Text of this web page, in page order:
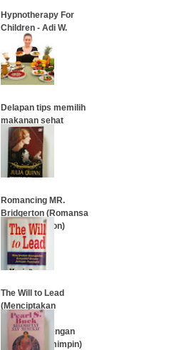
Hypnotherapy For
Children - Adi W.
Gunawan
…
Delapan tips memilih
makanan sehat
…
Romancing MR.
Bridgerton (Romansa
MR. Bridgerton)
…
The Will to Lead
(Menciptakan
Keunggulan
Kompetitif dengan
Jaringan Pemimpin)